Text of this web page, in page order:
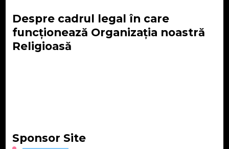
Despre cadrul legal în care
funcționează Organizația noastră
Religioasă
Sponsor Site